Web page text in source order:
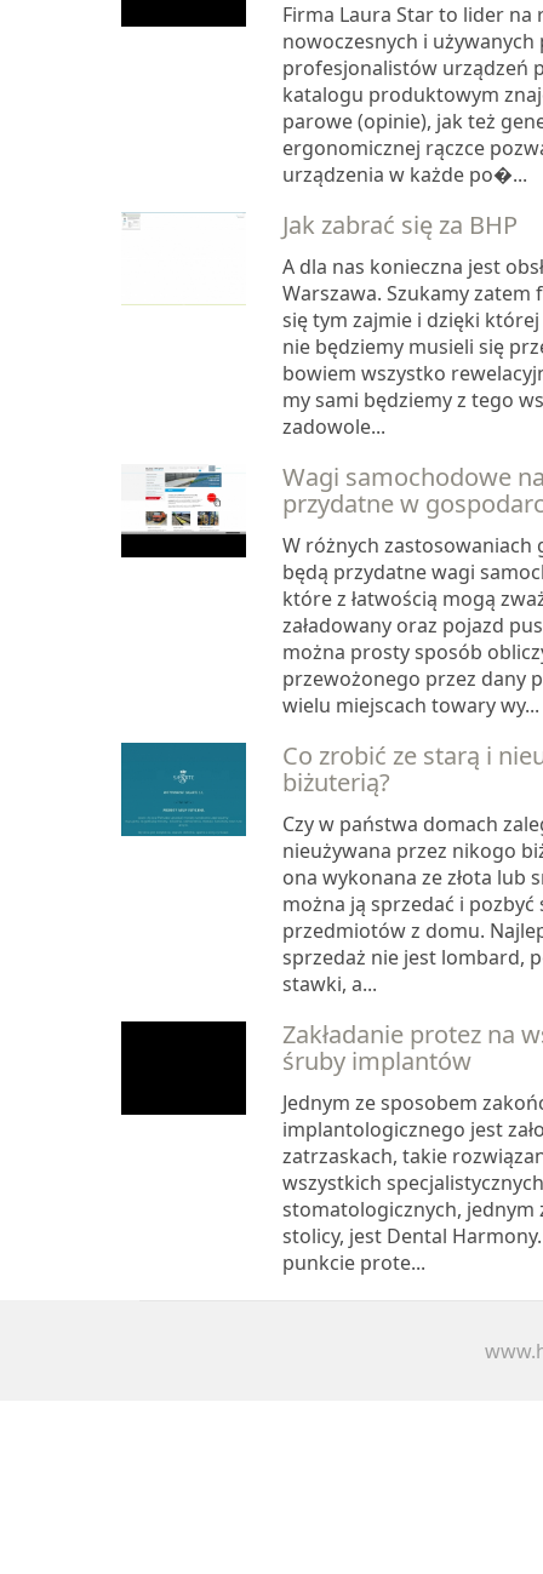
Firma Laura Star to lider
nowoczesnych i używanych
profesjonalistów urządzeń
katalogu produktowym
parowe (opinie), jak też
ergonomicznej rączce
urządzenia w każde po�...
Jak zabrać się za BHP
A dla nas konieczna jest
Warszawa. Szukamy
się tym zajmie i dzięki
nie będziemy musieli się
bowiem wszystko
my sami będziemy z tego
zadowole...
Wagi samochodowe
przydatne w
W różnych zastosowaniach
będą przydatne wagi
które z łatwością mogą
załadowany oraz pojazd
można prosty sposób
przewożonego przez dany
wielu miejscach towary wy...
Co zrobić ze starą i
biżuterią?
Czy w państwa domach
nieużywana przez nikogo
ona wykonana ze złota lub
można ją sprzedać i pozbyć
przedmiotów z domu.
sprzedaż nie jest lombard,
stawki, a...
Zakładanie protez na
śruby implantów
Jednym ze sposobem
implantologicznego jest
zatrzaskach, takie
wszystkich
stomatologicznych, jednym
stolicy, jest Dental
punkcie prote...